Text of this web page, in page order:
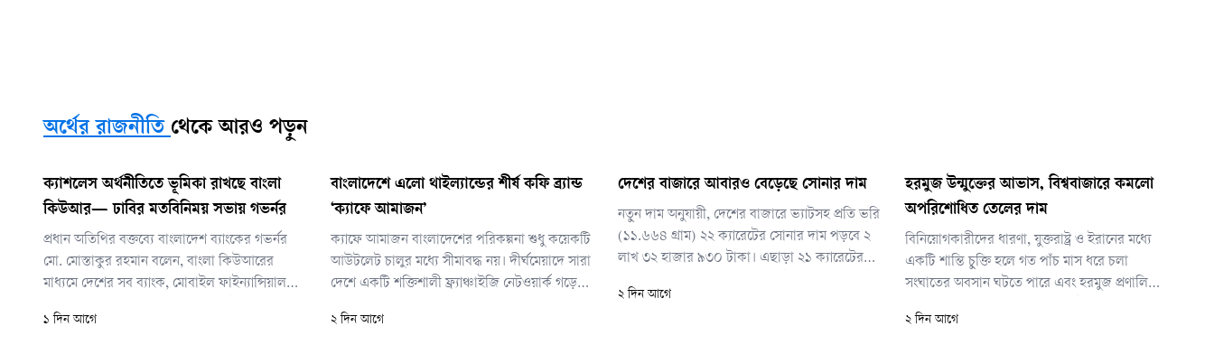
অর্থের রাজনীতি থেকে আরও পড়ুন
ক্যাশলেস অর্থনীতিতে ভূমিকা রাখছে বাংলা
কিউআর— ঢাবির মতবিনিময় সভায় গভর্নর
প্রধান অতিথির বক্তব্যে বাংলাদেশ ব্যাংকের গভর্নর
মো. মোস্তাকুর রহমান বলেন, বাংলা কিউআরের
মাধ্যমে দেশের সব ব্যাংক, মোবাইল ফাইন্যান্সিয়াল
প্রতিষ্ঠানের মধ্যে একটিমাত্র কিউআর কোড ব্যবহার
১ দিন আগে
বাংলাদেশে এলো থাইল্যান্ডের শীর্ষ কফি ব্র্যান্ড
‘ক্যাফে আমাজন’
ক্যাফে আমাজন বাংলাদেশের পরিকল্পনা শুধু কয়েকটি
আউটলেট চালুর মধ্যে সীমাবদ্ধ নয়। দীর্ঘমেয়াদে সারা
দেশে একটি শক্তিশালী ফ্র্যাঞ্চাইজি নেটওয়ার্ক গড়ে
উদ্যোক্তারা এই উদ্যোগের সঙ্গে যুক্ত হওয়ার সুযোগ
২ দিন আগে
দেশের বাজারে আবারও বেড়েছে সোনার দাম
নতুন দাম অনুযায়ী, দেশের বাজারে ভ্যাটসহ প্রতি ভরি
(১১.৬৬৪ গ্রাম) ২২ ক্যারেটের সোনার দাম পড়বে ২
লাখ ৩২ হাজার ৯৩০ টাকা। এছাড়া ২১ ক্যারেটের
প্রতি ভরি ১ লাখ ৯১ হাজার ৫৬ টাকা এবং সনাতন
২ দিন আগে
হরমুজ উন্মুক্তের আভাস, বিশ্ববাজারে কমলো
অপরিশোধিত তেলের দাম
বিনিয়োগকারীদের ধারণা, যুক্তরাষ্ট্র ও ইরানের মধ্যে
একটি শান্তি চুক্তি হলে গত পাঁচ মাস ধরে চলা
সংঘাতের অবসান ঘটতে পারে এবং হরমুজ প্রণালি
২ দিন আগে